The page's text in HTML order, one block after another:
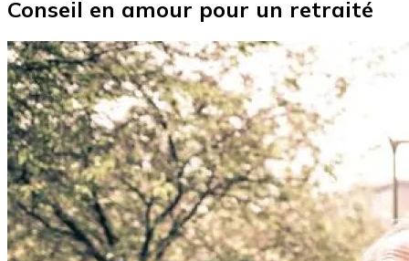
Conseil en amour pour un retraité